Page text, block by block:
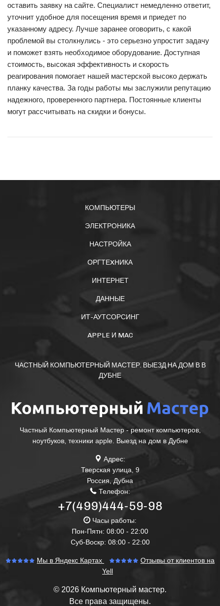
оставить заявку на сайте. Специалист немедленно ответит,
уточнит удобное для посещения время и приедет по
указанному адресу. Лучше заранее оговорить, с какой
проблемой вы столкнулись - это серьезно упростит задачу
и поможет взять необходимое оборудование. Доступная
стоимость, высокая эффективность и скорость
реагирования помогает нашей мастерской высоко держать
планку качества. За годы работы мы заслужили репутацию
надежного, проверенного партнера. Постоянные клиенты
могут рассчитывать на скидки и бонусы.
КОМПЬЮТЕРЫ
ЭЛЕКТРОНИКА
НАСТРОЙКА
ОРГТЕXНИКА
ИНТЕРНЕТ
ДАННЫЕ
ИТ-АУТСОРСИНГ
APPLE И MAC
ЧАСТНЫЙ КОМПЬЮТЕРНЫЙ МАСТЕР. ВЫЕЗД НА ДОМ В В
ДУБНЕ
Частный Компьютерный Мастер - ремонт компьютеров,
ноутбуков, техники apple. Выезд на дом в Дубне
Адрес:
Тверская улица, 9
Россия, Дубна
Телефон:
+7(499)444-59-98
Часы работы:
Пон-Пятн: 08:00 - 22:00
Суб-Воскр: 08:00 - 22:00
Мы в Яндекс Картах
Отзывы от клиентов на
Yell
© 2026 Компьютерный мастер.
Все права защищены.